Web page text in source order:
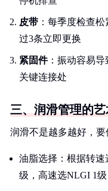
皮带 ：每季度检查
过3条立即更换
紧固件：振动容易导
关键连接处
三、润滑管理的艺
润滑不是越多越好，要
油脂选择：根据转速
级，高速选NLGI 1级